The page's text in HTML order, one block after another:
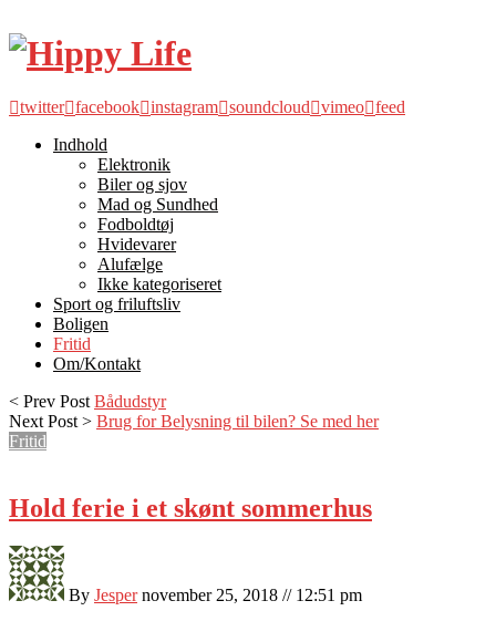
twitter facebook instagram soundcloud vimeo feed
Indhold
Elektronik
Biler og sjov
Mad og Sundhed
Fodboldtøj
Hvidevarer
Alufælge
Ikke kategoriseret
Sport og friluftsliv
Boligen
Fritid
Om/Kontakt
< Prev Post Bådudstyr
Next Post > Brug for Belysning til bilen? Se med her
Fritid
Hold ferie i et skønt sommerhus
By Jesper november 25, 2018 // 12:51 pm